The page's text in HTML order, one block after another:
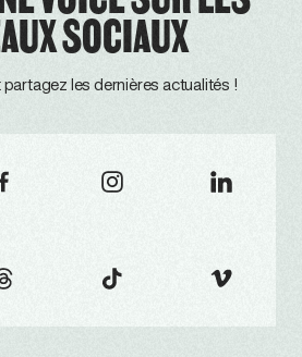
SOCIAUX
les dernières actualités !